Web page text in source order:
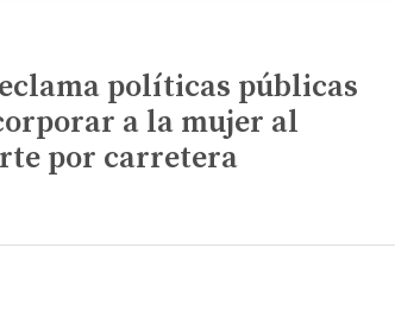
políticas públicas
a la mujer al
por carretera